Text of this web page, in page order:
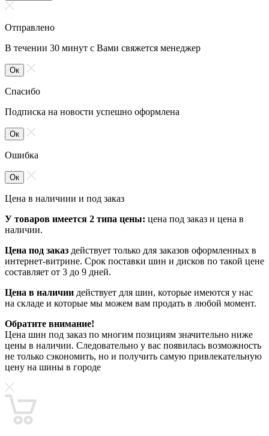
Отправлено
В течении 30 минут с Вами свяжется менеджер
Ок
Спасибо
Подписка на новости успешно оформлена
Ок
Ошибка
Ок
Цена в наличиии и под заказ
У товаров имеется 2 типа цены: цена под заказ и цена в
наличии.
Цена под заказ действует только для заказов оформленных в
интернет-витрине. Срок поставки шин и дисков по такой цене
составляет от 3 до 9 дней.
Цена в наличии действует для шин, которые имеются у нас
на складе и которые мы можем вам продать в любой момент.
Обратите внимание!
Цена шин под заказ по многим позициям значительно ниже
цены в наличии. Следовательно у вас появилась возможность
не только сэкономить, но и получить самую привлекательную
цену на шины в городе